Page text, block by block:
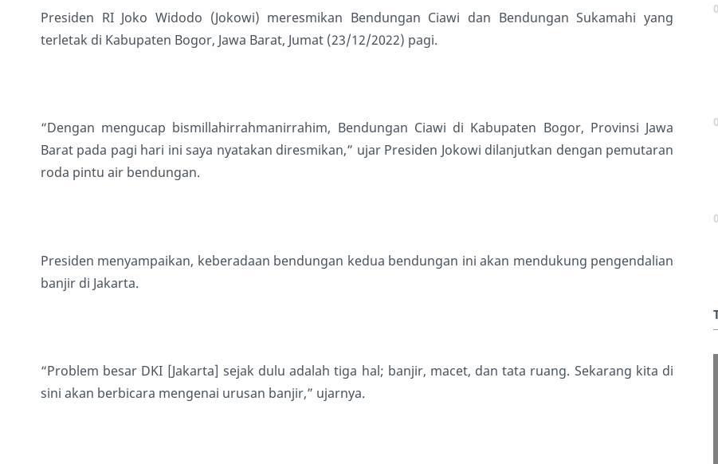
Presiden RI Joko Widodo (Jokowi) meresmikan Bendungan Ciawi dan Bendungan Sukamahi yang
terletak di Kabupaten Bogor, Jawa Barat, Jumat (23/12/2022) pagi.
“Dengan mengucap bismillahirrahmanirrahim, Bendungan Ciawi di Kabupaten Bogor, Provinsi Jawa
Barat pada pagi hari ini saya nyatakan diresmikan,” ujar Presiden Jokowi dilanjutkan dengan pemutaran
roda pintu air bendungan.
Presiden menyampaikan, keberadaan bendungan kedua bendungan ini akan mendukung pengendalian
banjir di Jakarta.
“Problem besar DKI [Jakarta] sejak dulu adalah tiga hal; banjir, macet, dan tata ruang. Sekarang kita di
sini akan berbicara mengenai urusan banjir,” ujarnya.